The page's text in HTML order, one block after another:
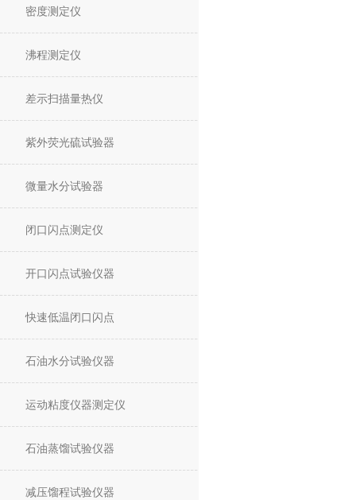
密度测定仪
沸程测定仪
差示扫描量热仪
紫外荧光硫试验器
微量水分试验器
闭口闪点测定仪
开口闪点试验仪器
快速低温闭口闪点
石油水分试验仪器
运动粘度仪器测定仪
石油蒸馏试验仪器
减压馏程试验仪器